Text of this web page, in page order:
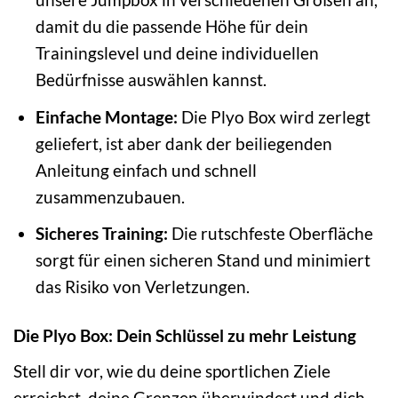
damit du die passende Höhe für dein
Trainingslevel und deine individuellen
Bedürfnisse auswählen kannst.
Einfache Montage: Die Plyo Box wird zerlegt
geliefert, ist aber dank der beiliegenden
Anleitung einfach und schnell
zusammenzubauen.
Sicheres Training: Die rutschfeste Oberfläche
sorgt für einen sicheren Stand und minimiert
das Risiko von Verletzungen.
Die Plyo Box: Dein Schlüssel zu mehr Leistung
Stell dir vor, wie du deine sportlichen Ziele